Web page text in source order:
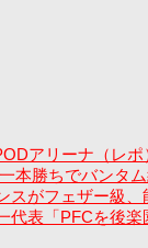
アリーナ（レポ
本勝ちでバンタ
スがフェザー級
代表「PFCを後楽